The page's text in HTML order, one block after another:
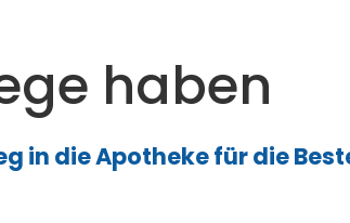
haben
in die Apotheke für die